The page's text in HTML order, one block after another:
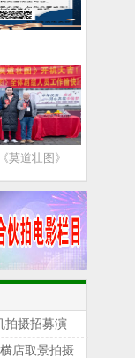
莫道壮图》
拍摄招募演
店取景拍摄